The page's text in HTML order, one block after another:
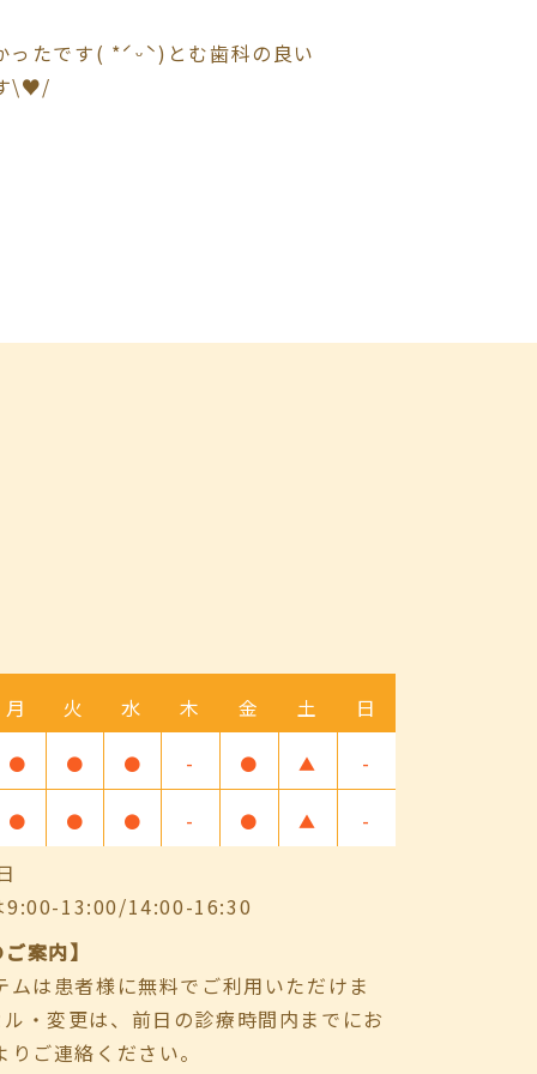
ったです( *ˊᵕˋ)とむ歯科の良い
\♥︎/
月 火 水 木 金 土 日
● ● ● - ● ▲ -
● ● ● - ● ▲ -
9:00-13:00/14:00-16:30
案内】
ムは患者様に無料でご利用いただけま
・変更は、前日の診療時間内までにお
ご連絡ください。